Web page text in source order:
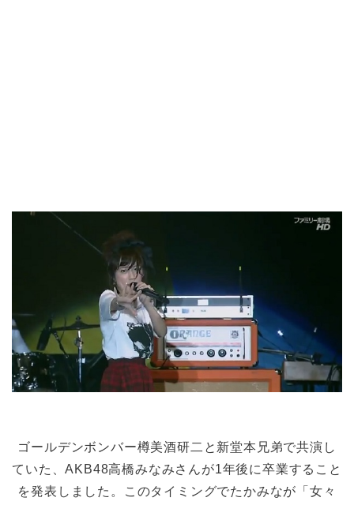
ゴールデンボンバー樽美酒研二と新堂本兄弟で共演し
ていた、AKB48高橋みなみさんが1年後に卒業すること
を発表しました。このタイミングでたかみなが「女々